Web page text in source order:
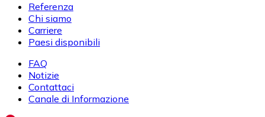
AcquistareUniswap
UNI
Referenza
Chi siamo
Carriere
Paesi disponibili
FAQ
Notizie
Contattaci
Canale di Informazione